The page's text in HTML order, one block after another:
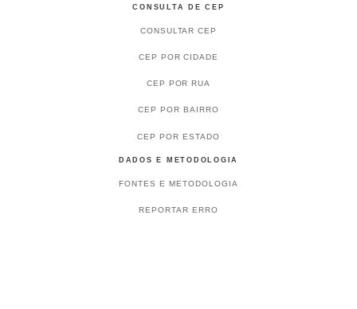
CONSULTA DE CEP
CONSULTAR CEP
CEP POR CIDADE
CEP POR RUA
CEP POR BAIRRO
CEP POR ESTADO
DADOS E METODOLOGIA
FONTES E METODOLOGIA
REPORTAR ERRO